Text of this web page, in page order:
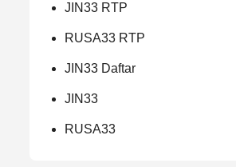
JIN33 RTP
RUSA33 RTP
JIN33 Daftar
JIN33
RUSA33